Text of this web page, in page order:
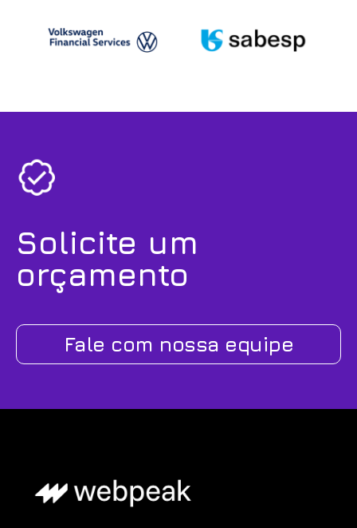
Solicite um
orçamento
Fale com nossa equipe